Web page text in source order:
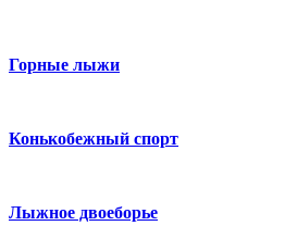
Горные лыжи
Конькобежный спорт
Лыжное двоеборье